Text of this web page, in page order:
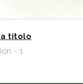
titolo
- 1